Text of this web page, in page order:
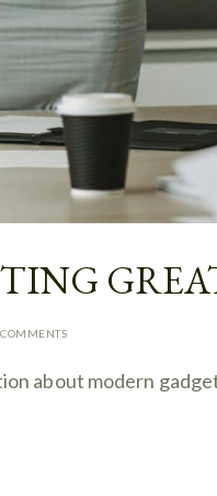
COMMENTS
about modern